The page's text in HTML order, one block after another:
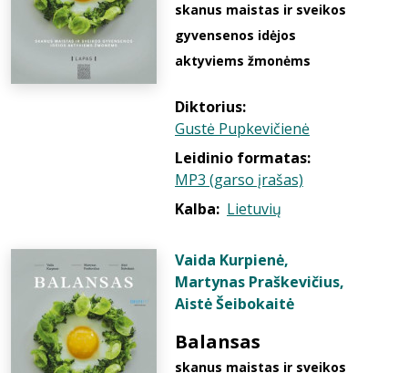
skanus maistas ir sveikos
gyvensenos idėjos
aktyviems žmonėms
Diktorius:
Gustė Pupkevičienė
Leidinio formatas:
MP3 (garso įrašas)
Kalba: Lietuvių
Vaida Kurpienė,
Martynas Praškevičius,
Aistė Šeibokaitė
Balansas
skanus maistas ir sveikos